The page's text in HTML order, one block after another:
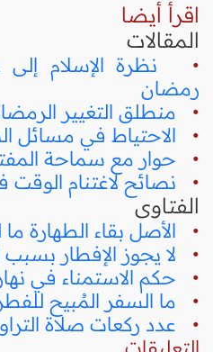
اقرأ أيضا
المقالات
• نظرة الإسلام إلى
رمضان
• منطلق التغيير
• الاحتياط في مسائل
• حوار مع سماحة
• نصائح لاغتنام
الفتاوى
• الأصل بقاء الطهارة
• لا يجوز الإفطار بسبب
• حكم الاستمناء في
• ما السفر المُبيح
• عدد ركعات صلاة
التعليقات